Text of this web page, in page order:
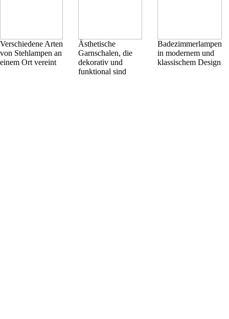
Verschiedene Arten
von Stehlampen an
einem Ort vereint
Ästhetische
Garnschalen, die
dekorativ und
funktional sind
Badezimmerlampen
in modernem und
klassischem Design